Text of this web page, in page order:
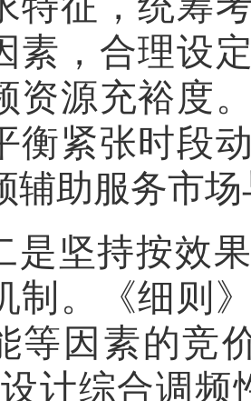
素，合理设
资源充裕度
衡紧张时段
辅助服务市
是坚持按效
制。《细则
等因素的竞
计综合调